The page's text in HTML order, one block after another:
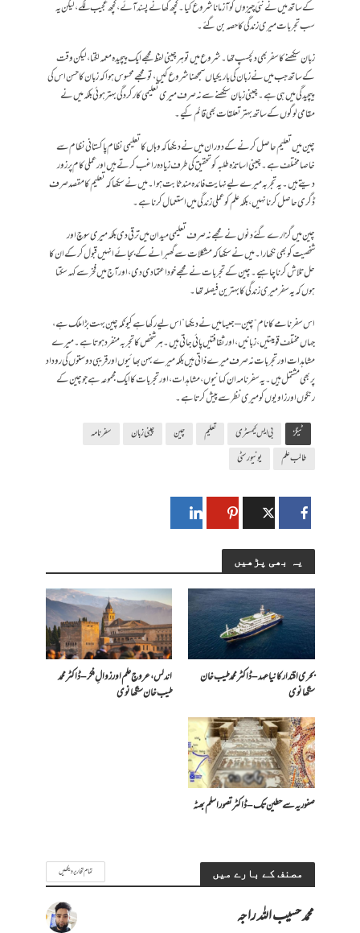
کے ساتھ میں نے نئی چیزوں کو آزمانا شروع کیا۔ کچھ کھانے پسند آئے، کچھ عجیب لگے، لیکن یہ
سب تجربات میری زندگی کا حصہ بن گئے۔
زبان سیکھنے کا سفر بھی دلچسپ تھا۔ شروع میں تو ہر چینی لفظ مجھے ایک پیچیدہ معمہ لگتا، لیکن وقت
کے ساتھ جب میں نے زبان کی باریکیاں سمجھنا شروع کیں، تو مجھے محسوس ہوا کہ زبان کا حسن اس کی
پیچیدگی میں ہی ہے۔ چینی زبان سیکھنے سے نہ صرف میری تعلیمی کارکردگی بہتر ہوئی بلکہ میں نے
مقامی لوگوں کے ساتھ بہتر تعلقات بھی قائم کیے۔
چین میں تعلیم حاصل کرنے کے دوران میں نے دیکھا کہ وہاں کا تعلیمی نظام پاکستانی نظام سے
خاصا مختلف ہے۔ چینی اساتذہ طلبہ کو تحقیق کی طرف زیادہ راغب کرتے ہیں اور عملی کام پر زور
دیتے ہیں۔ یہ تجربہ میرے لیے نہایت فائدہ مند ثابت ہوا۔ میں نے سیکھا کہ تعلیم کا مقصد صرف
ڈگری حاصل کرنا نہیں، بلکہ علم کو عملی زندگی میں استعمال کرنا ہے۔
چین میں گزارے گئے دنوں نے مجھے نہ صرف تعلیمی میدان میں ترقی دی بلکہ میری سوچ اور
شخصیت کو بھی نکھارا۔ میں نے سیکھا کہ مشکلات سے گھبرانے کے بجائے انہیں قبول کر کے ان کا
حل تلاش کرنا چاہیے۔ چین کے تجربات نے مجھے خود اعتمادی دی، اور آج میں فخر سے کہہ سکتا
ہوں کہ یہ سفر میری زندگی کا بہترین فیصلہ تھا۔
اس سفرنامے کا نام “چین – جیسا میں نے دیکھا” اس لیے رکھا ہے کیونکہ چین بہت بڑا ملک ہے،
جہاں مختلف قومیتیں، زبانیں، اور ثقافتیں پائی جاتی ہیں۔ ہر شخص کا تجربہ منفرد ہوتا ہے۔ میرے
مشاہدات اور تجربات نہ صرف میرے ذاتی ہیں بلکہ میرے بہن بھائیوں اور قریبی دوستوں کی روداد
پر بھی مشتمل ہیں۔ یہ سفرنامہ ان کہانیوں، مشاہدات، اور تجربات کا ایک مجموعہ ہے جو چین کے
رنگوں اور زاویوں کو میری نظر سے پیش کرتا ہے۔
ٹیگز بی ایس کیمسٹری تعلیم چین چینی زبان
سفرنامہ
طالب علم
یونیورسٹی
یہ بھی پڑھیں
بحری اقتدار کا نیا عہد – ڈاکٹر محمد طیب خان
سنگھانوی
اندلس، عروجِ علم اور زوالِ فکر – ڈاکٹر محمد
طیب خان سنگھانوی
صفوریہ سے حطین تک – ڈاکٹر تصور اسلم بھٹہ
مصنف کے بارے میں تمام تحاریر دیکھیں
محمد حسیب اللہ راجہ